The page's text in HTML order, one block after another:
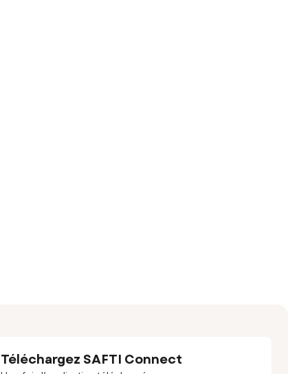
Téléchargez SAFTI Connect